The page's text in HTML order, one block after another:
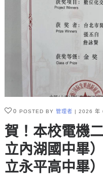
0 POSTED BY 管理者 2026 年
賀！本校電機
立內湖國中畢
立永平高中畢